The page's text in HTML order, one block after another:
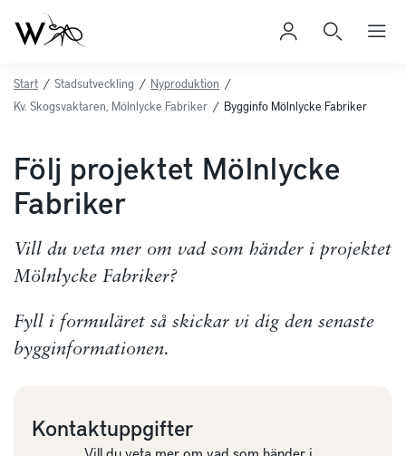
Start / Stadsutveckling / Nyproduktion /
Kv. Skogsvaktaren, Mölnlycke Fabriker / Bygginfo Mölnlycke Fabriker
Följ projektet Mölnlycke
Fabriker
Vill du veta mer om vad som händer i projektet
Mölnlycke Fabriker?
Fyll i formuläret så skickar vi dig den senaste
bygginformationen.
Kontaktuppgifter